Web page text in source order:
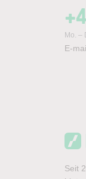
Mo. –
E-
Seit